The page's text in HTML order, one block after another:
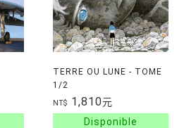
TERRE OU LUNE - TOME
1/2
NT$ 1,810元